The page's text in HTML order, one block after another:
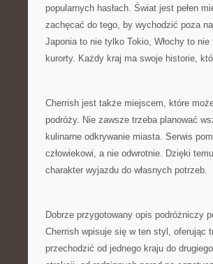
popularnych hasłach. Świat jest pełen
zachęcać do tego, by wychodzić poza
Japonia to nie tylko Tokio, Włochy to
kurorty. Każdy kraj ma swoje historie,
Cherrish jest także miejscem, które
podróży. Nie zawsze trzeba planować
kulinarne odkrywanie miasta. Serwis
człowiekowi, a nie odwrotnie. Dzięki
charakter wyjazdu do własnych potrzeb.
Dobrze przygotowany opis podróżniczy
Cherrish wpisuje się w ten styl, oferując
przechodzić od jednego kraju do